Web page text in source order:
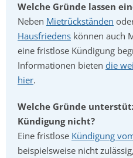
Welche Gründe lassen
Neben Mietrückständen
Hausfriedens können auch
eine fristlose Kündigung
Informationen bieten die
hier.
Welche Gründe
Kündigung nicht?
Eine fristlose Kündigung
beispielsweise nicht